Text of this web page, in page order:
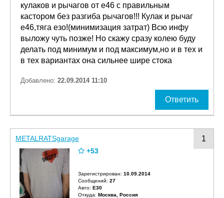
кулаков и рычагов от е46 с правильным
кастором без разгиба рычагов!!! Кулак и рычаг
е46,тяга езо!(минимизация затрат) Всю инфу
выложу чуть позже! Но скажу сразу колею буду
делать под минимум и под максимум,но и в тех и
в тех вариантах она сильнее шире стока
Добавлено: 22.09.2014 11:10
Ответить
1
METALRATSgarage
+53
Зарегистрирован: 10.09.2014
Сообщений: 27
Авто: E30
Откуда: Москва, Россия